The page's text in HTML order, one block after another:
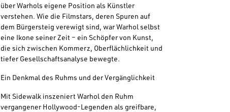
über Warhols eigene Position als Künstler
verstehen. Wie die Filmstars, deren Spuren auf
dem Bürgersteig verewigt sind, war Warhol selbst
eine Ikone seiner Zeit – ein Schöpfer von Kunst,
die sich zwischen Kommerz, Oberflächlichkeit und
tiefer Gesellschaftsanalyse bewegte.
Ein Denkmal des Ruhms und der Vergänglichkeit
Mit Sidewalk inszeniert Warhol den Ruhm
vergangener Hollywood-Legenden als greifbare,